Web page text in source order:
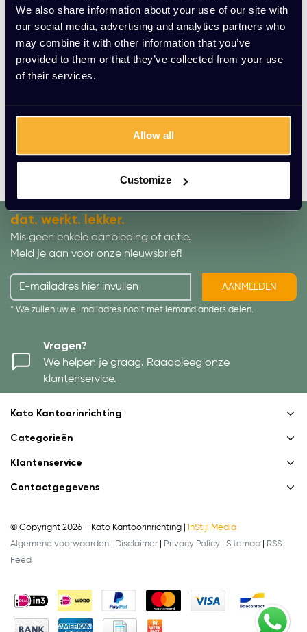
We also share information about your use of our site with
our social media, advertising and analytics partners who
may combine it with other information that you’ve
provided to them or that they’ve collected from your use
of their services.
Allow all
Customize
HKliving voor een balans in jouw interieur tussen moderne
en traditionele designs voor zowel meubels als verlichting.
De eerste HKliving collectie bevatte 28 producten, maar
door groot succes werd dit al gauw verkocht in twaalf
verschillende landen. Het unieke aan de HKliving
regelmatig nieuwe collecties uit te brengen zorgt HKliving
er tevens voor dat de aandacht op hen gevestigd blijft.
Door de diversiteit in producten kun je elke hoek van je
huis inrichten met HKliving; van verlichting tot slaapkamer
dat. werkt. lekker.
Mis geen enkele aanbieding of actie.
Meld je aan voor onze nieuwsbrief!
AANMELDEN
* We zullen uw e-mailadres nooit met iemand anders delen.
Vragen?
We helpen je graag. Raadpleeg onze
klantenservice.
Kato Kantoorinrichting
Categorieën
Klantenservice
Contactgegevens
© Copyright 2026 - Kato Kantoorinrichting |
InStijl Media
Algemene voorwaarden
Disclaimer Privacy Policy Sitemap
RSS
Feed